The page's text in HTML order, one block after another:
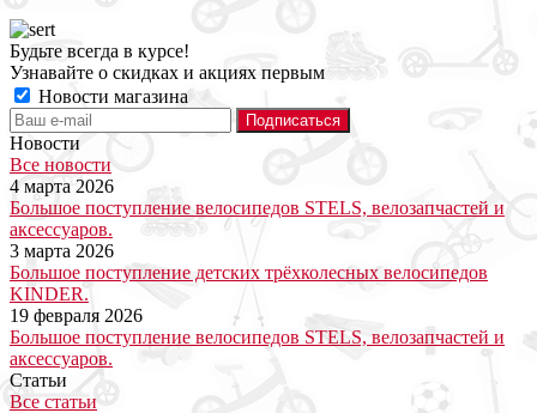
Будьте всегда в курсе!
Узнавайте о скидках и акциях первым
Новости магазина
Новости
Все новости
4 марта 2026
Большое поступление велосипедов STELS, велозапчастей и
аксессуаров.
3 марта 2026
Большое поступление детских трёхколесных велосипедов
KINDER.
19 февраля 2026
Большое поступление велосипедов STELS, велозапчастей и
аксессуаров.
Статьи
Все статьи